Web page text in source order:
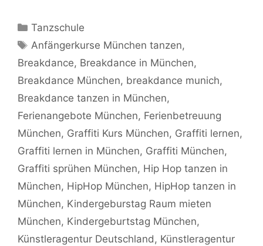
Kategorien
Tanzschule
Schlagwörter
Anfängerkurse München tanzen,
Breakdance, Breakdance in München,
Breakdance München, breakdance munich,
Breakdance tanzen in München,
Ferienangebote München, Ferienbetreuung
München, Graffiti Kurs München, Graffiti lernen,
Graffiti lernen in München, Graffiti München,
Graffiti sprühen München, Hip Hop tanzen in
München, HipHop München, HipHop tanzen in
München, Kindergeburstag Raum mieten
München, Kindergeburtstag München,
Künstleragentur Deutschland, Künstleragentur